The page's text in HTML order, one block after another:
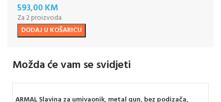
593,00KM
Za 2 proizvoda
DODAJ U KOŠARICU
Možda će vam se svidjeti